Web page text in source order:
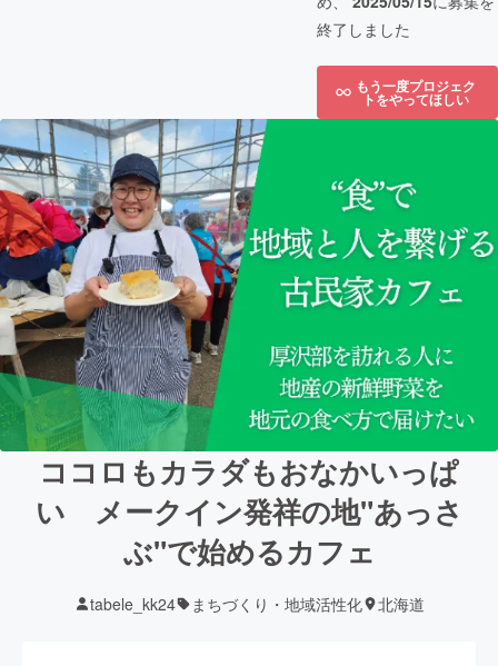
終了しました
もう一度プロジェク
トをやってほしい
ココロもカラダもおなかいっぱ
い メークイン発祥の地"あっさ
ぶ"で始めるカフェ
tabele_kk24 まちづくり・地域活性化 北海道